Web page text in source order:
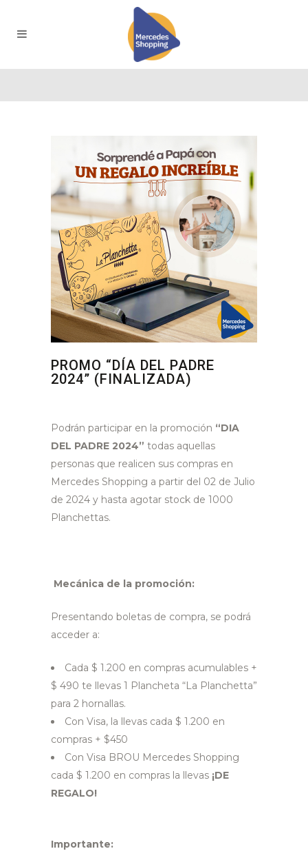
PROMO “DÍA DEL PADRE
2024” (FINALIZADA)
Podrán participar en la promoción “DIA
DEL PADRE 2024” todas aquellas
personas que realicen sus compras en
Mercedes Shopping a partir del 02 de Julio
de 2024 y hasta agotar stock de 1000
Planchettas.
Mecánica de la promoción:
Presentando boletas de compra, se podrá
acceder a:
Cada $ 1.200 en compras acumulables +
$ 490 te llevas 1 Plancheta “La Planchetta”
para 2 hornallas.
Con Visa, la llevas cada $ 1.200 en
compras + $450
Con Visa BROU Mercedes Shopping
cada $ 1.200 en compras la llevas ¡DE
REGALO!
Importante: